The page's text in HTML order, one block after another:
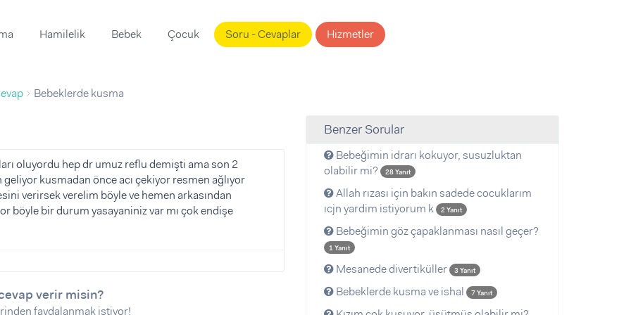
Hamilelik Bebek Çocuk Soru - Cevaplar Hizmetler
Bebeklerde kusma
oluyordu hep dr umuz reflu demişti ama son 2
kusmadan önce acı çekiyor resmen ağlıyor
verirsek verelim böyle ve hemen arkasından
böyle bir durum yasayaniniz var mı çok endişe
verir misin?
faydalanmak istiyor!
Benzer Sorular
Bebeğimin idrarı kokuyor, susuzluktan
olabilir mi?
28 Yanıt
Allah rızası için bakın sadede cocuklarım
ıcjn yardim istiyorum k
2 Yanıt
Bebeğimin göz çapaklanması nasıl geçer?
1 Yanıt
Mesanede divertiküller 3 Yanıt
Bebeklerde kusma ve ishal 7 Yanıt